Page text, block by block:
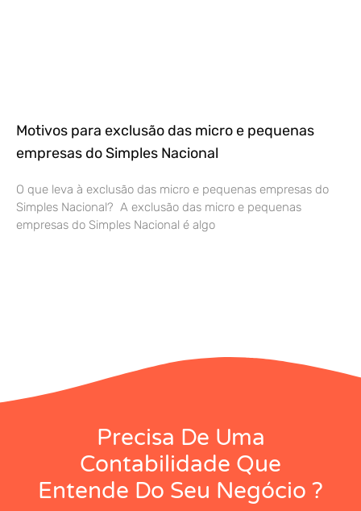
Motivos para exclusão das micro e pequenas
empresas do Simples Nacional
O que leva à exclusão das micro e pequenas empresas do
Simples Nacional? A exclusão das micro e pequenas
empresas do Simples Nacional é algo
Precisa De Uma
Contabilidade Que
Entende Do Seu Negócio ?